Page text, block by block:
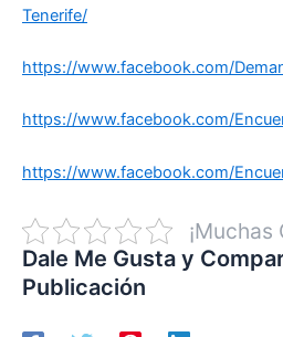
Tenerife/
https://www.facebook.com/
https://www.facebook.com/
https://www.facebook.com/
¡Muchas
Dale Me Gusta y
Publicación